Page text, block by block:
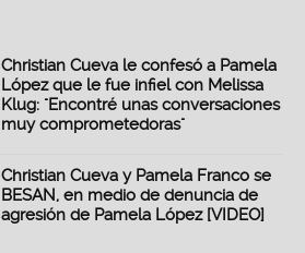
Christian Cueva le confesó a Pamela
López que le fue infiel con Melissa
Klug: "Encontré unas conversaciones
muy comprometedoras"
Christian Cueva y Pamela Franco se
BESAN, en medio de denuncia de
agresión de Pamela López [VIDEO]